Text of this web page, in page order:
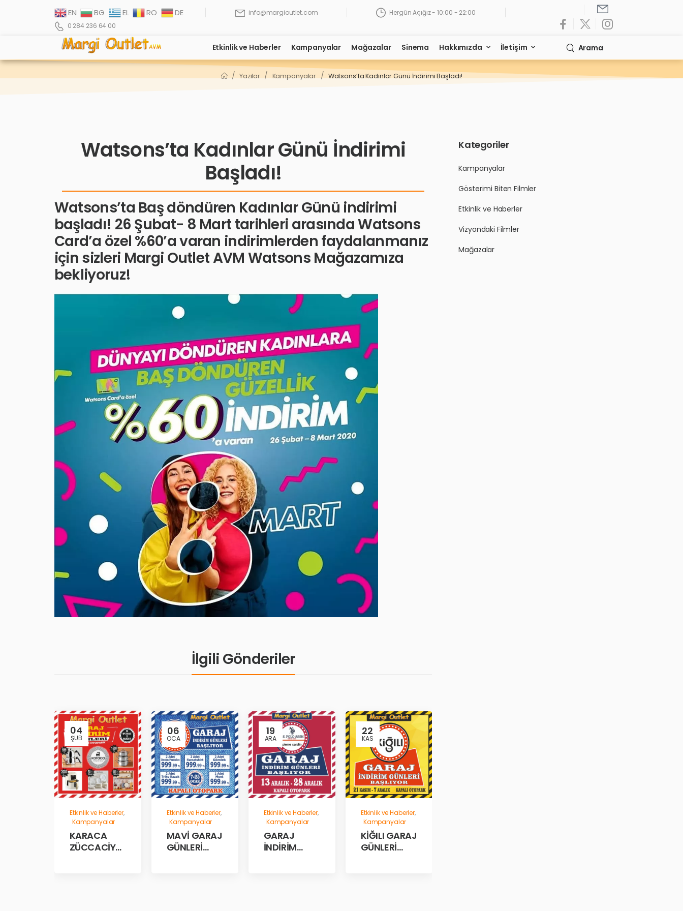
EN BG EL RO DE info@margioutlet.com
Hergün Açığız - 10:00 - 22:00
0 284 236 64 00
Etkinlik ve Haberler Kampanyalar Mağazalar Sinema Hakkımızda İletişim Arama
/ Yazılar / Kampanyalar / Watsons’ta Kadınlar Günü İndirimi Başladı!
Kategoriler
Kampanyalar
Gösterimi Biten Filmler
Etkinlik ve Haberler
Vizyondaki Filmler
Mağazalar
Watsons’ta Kadınlar Günü İndirimi
Başladı!
Watsons’ta Baş döndüren Kadınlar Günü indirimi
başladı! 26 Şubat- 8 Mart tarihleri arasında Watsons
Card’a özel %60’a varan indirimlerden faydalanmanız
için sizleri Margi Outlet AVM Watsons Mağazamıza
bekliyoruz!
İlgili Gönderiler
04
ŞUB
Etkinlik ve Haberler,
Kampanyalar
KARACA
ZÜCCACİYE
06
OCA
Etkinlik ve Haberler,
Kampanyalar
MAVİ GARAJ
GÜNLERİ
19
ARA
Etkinlik ve Haberler,
Kampanyalar
GARAJ
İNDİRİM
22
KAS
Etkinlik ve Haberler,
Kampanyalar
KİĞILI GARAJ
GÜNLERİ